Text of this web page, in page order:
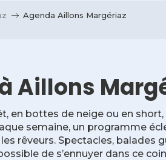
Agenda Aillons Margériaz
Aillons
en bottes de neige ou en
semaine, un programme
rêveurs. Spectacles, balades
de s’ennuyer dans ce